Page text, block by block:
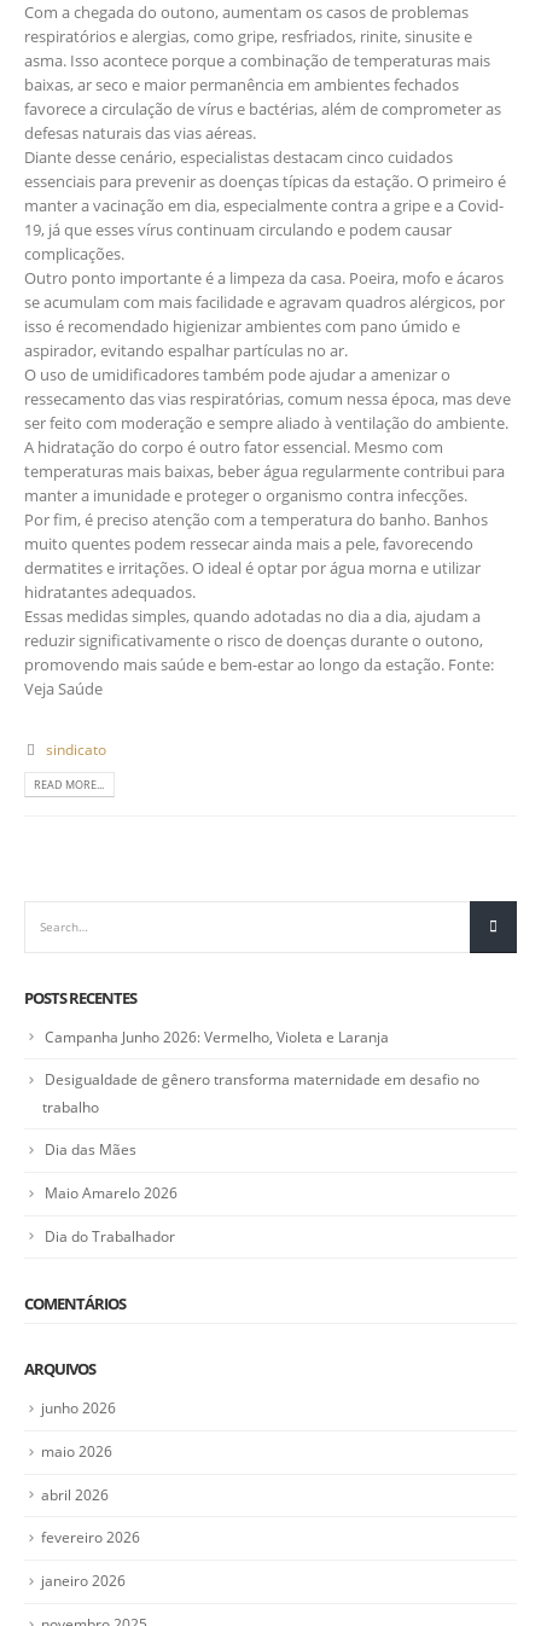
Com a chegada do outono, aumentam os casos de problemas
respiratórios e alergias, como gripe, resfriados, rinite, sinusite e
asma. Isso acontece porque a combinação de temperaturas mais
baixas, ar seco e maior permanência em ambientes fechados
favorece a circulação de vírus e bactérias, além de comprometer as
defesas naturais das vias aéreas.
Diante desse cenário, especialistas destacam cinco cuidados
essenciais para prevenir as doenças típicas da estação. O primeiro é
manter a vacinação em dia, especialmente contra a gripe e a Covid-
19, já que esses vírus continuam circulando e podem causar
complicações.
Outro ponto importante é a limpeza da casa. Poeira, mofo e ácaros
se acumulam com mais facilidade e agravam quadros alérgicos, por
isso é recomendado higienizar ambientes com pano úmido e
aspirador, evitando espalhar partículas no ar.
O uso de umidificadores também pode ajudar a amenizar o
ressecamento das vias respiratórias, comum nessa época, mas deve
ser feito com moderação e sempre aliado à ventilação do ambiente.
A hidratação do corpo é outro fator essencial. Mesmo com
temperaturas mais baixas, beber água regularmente contribui para
manter a imunidade e proteger o organismo contra infecções.
Por fim, é preciso atenção com a temperatura do banho. Banhos
muito quentes podem ressecar ainda mais a pele, favorecendo
dermatites e irritações. O ideal é optar por água morna e utilizar
hidratantes adequados.
Essas medidas simples, quando adotadas no dia a dia, ajudam a
reduzir significativamente o risco de doenças durante o outono,
promovendo mais saúde e bem-estar ao longo da estação. Fonte:
Veja Saúde
sindicato
READ MORE...
POSTS RECENTES
Campanha Junho 2026: Vermelho, Violeta e Laranja
Desigualdade de gênero transforma maternidade em desafio no
trabalho
Dia das Mães
Maio Amarelo 2026
Dia do Trabalhador
COMENTÁRIOS
ARQUIVOS
junho 2026
maio 2026
abril 2026
fevereiro 2026
janeiro 2026